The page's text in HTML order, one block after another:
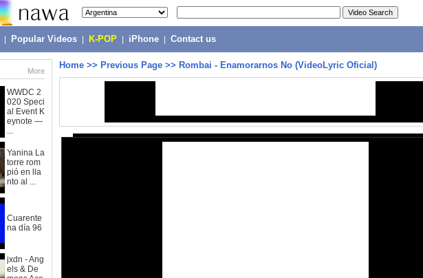
Popular Videos K-POP iPhone Contact us
More
WWDC 2
020 Speci
al Event K
eynote —
...
Yanina La
torre rom
pió en lla
nto al ...
Cuarente
na día 96
jxdn - Ang
els & De
Home >> Previous Page >> Rombai - Enamorarnos No (VideoLyric Oficial)